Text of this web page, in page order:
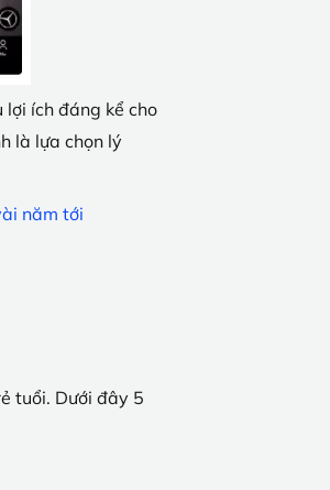
lợi ích đáng kể cho
là lựa chọn lý
năm tới
tuổi. Dưới đây 5